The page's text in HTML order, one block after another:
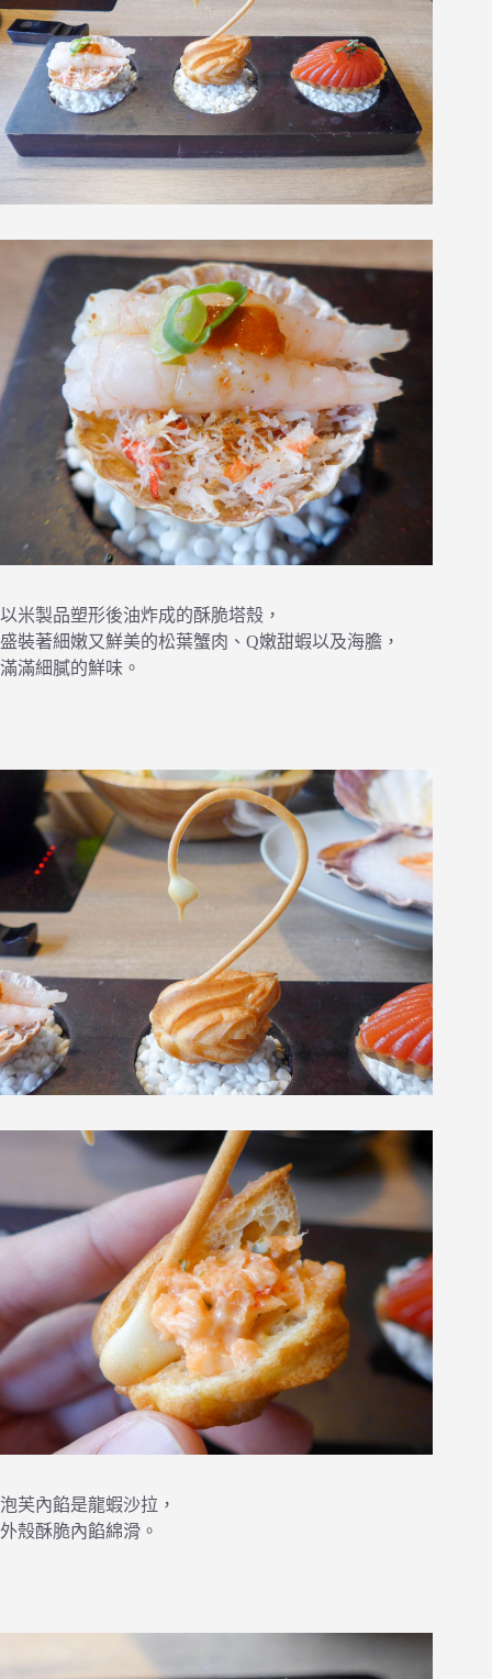
以米製品塑形後油炸成的酥脆塔殼，
盛裝著細嫩又鮮美的松葉蟹肉、Q嫩甜蝦以及海膽，
滿滿細膩的鮮味。
泡芙內餡是龍蝦沙拉，
外殼酥脆內餡綿滑。